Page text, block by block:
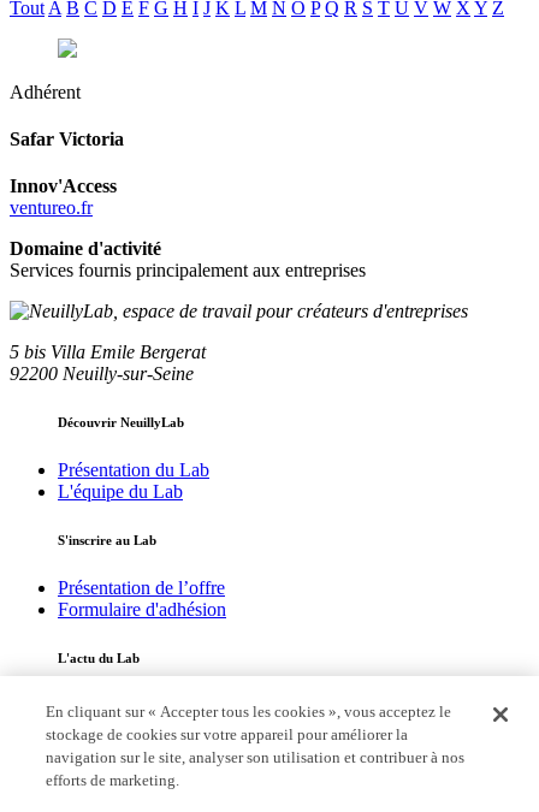
Tout A B C D E F G H I J K L M N O P Q R S T U V W X Y Z
Adhérent
Safar Victoria
Innov'Access
ventureo.fr
Domaine d'activité
Services fournis principalement aux entreprises
5 bis Villa Emile Bergerat
92200 Neuilly-sur-Seine
Découvrir NeuillyLab
Présentation du Lab
L'équipe du Lab
S'inscrire au Lab
Présentation de l’offre
Formulaire d'adhésion
L'actu du Lab
Toute l'actualité
L’adhérent du mois
Annuaire
En cliquant sur « Accepter tous les cookies », vous acceptez le
stockage de cookies sur votre appareil pour améliorer la
navigation sur le site, analyser son utilisation et contribuer à nos
efforts de marketing.